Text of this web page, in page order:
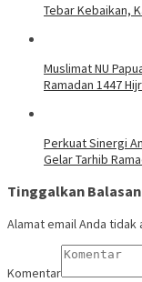
Tebar Kebaikan,
Muslimat NU
Ramadan 1447
Perkuat Sinergi
Gelar Tarhib
Tinggalkan Balasan
Alamat email Anda tidak
Komentar